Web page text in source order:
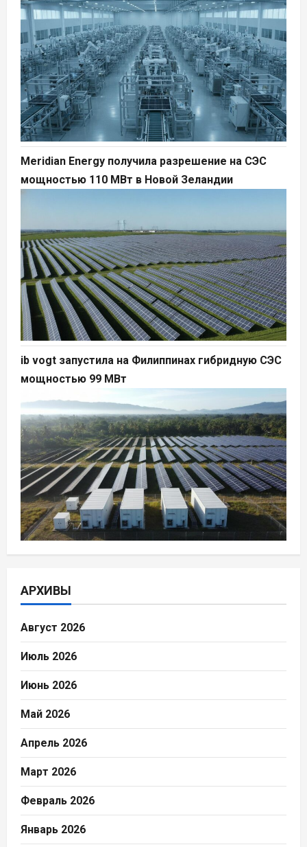
Meridian Energy получила разрешение на СЭС
мощностью 110 МВт в Новой Зеландии
ib vogt запустила на Филиппинах гибридную СЭС
мощностью 99 МВт
АРХИВЫ
Август 2026
Июль 2026
Июнь 2026
Май 2026
Апрель 2026
Март 2026
Февраль 2026
Январь 2026